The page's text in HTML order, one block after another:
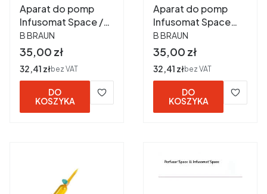
Aparat do pomp
Infusomat Space /
250cm / PCV ref
8700036SP
PRODUCENT
B BRAUN
Cena
35,00 zł
Cena
32,41 złbez VAT
DO
KOSZYKA
Aparat do pomp
Infusomat Space
Line / BEZ PCV /
250cm ref
8250731SP
PRODUCENT
B BRAUN
Cena
35,00 zł
Cena
32,41 złbez VAT
DO
KOSZYKA